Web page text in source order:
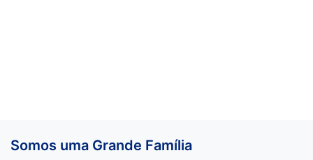
Somos uma Grande Família